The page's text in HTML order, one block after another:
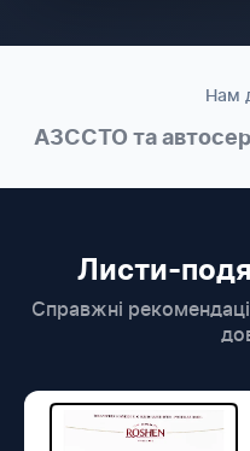
Нам
АЗССТО та
Листи-
Справжні